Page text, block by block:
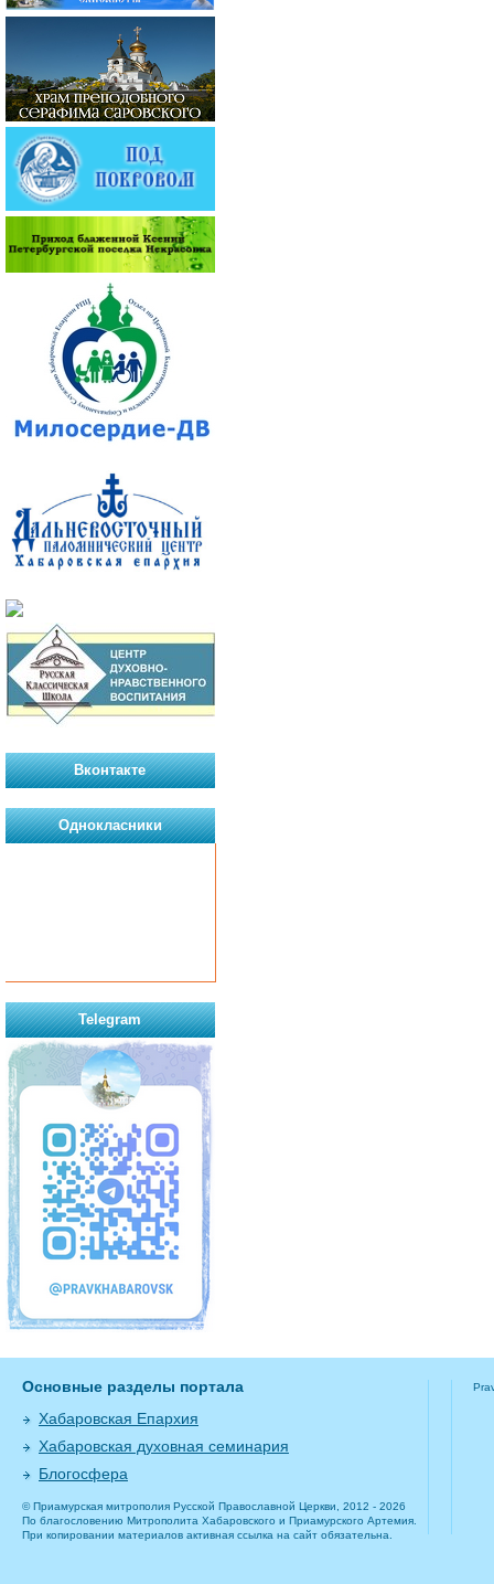
Вконтакте
Однокласники
Telegram
Основные разделы портала
Хабаровская Епархия
Хабаровская духовная семинария
Блогосфера
© Приамурская митрополия Русской Православной Церкви, 2012 - 2026
По благословению Митрополита Хабаровского и Приамурского Артемия.
При копировании материалов активная ссылка на сайт обязательна.